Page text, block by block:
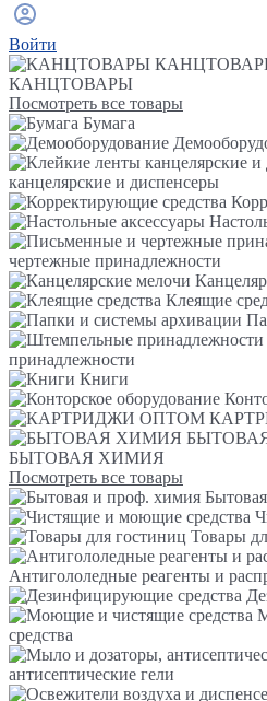
Войти
КАНЦТОВАРЫ
Посмотреть все товары
Бумага
канцелярские и диспенсеры
чертежные принадлежности
Клеящие
принадлежности
Книги
БЫТОВАЯ ХИМИЯ
Посмотреть все товары
Товары
Антигололедные реагенты и
средства
антисептические гели